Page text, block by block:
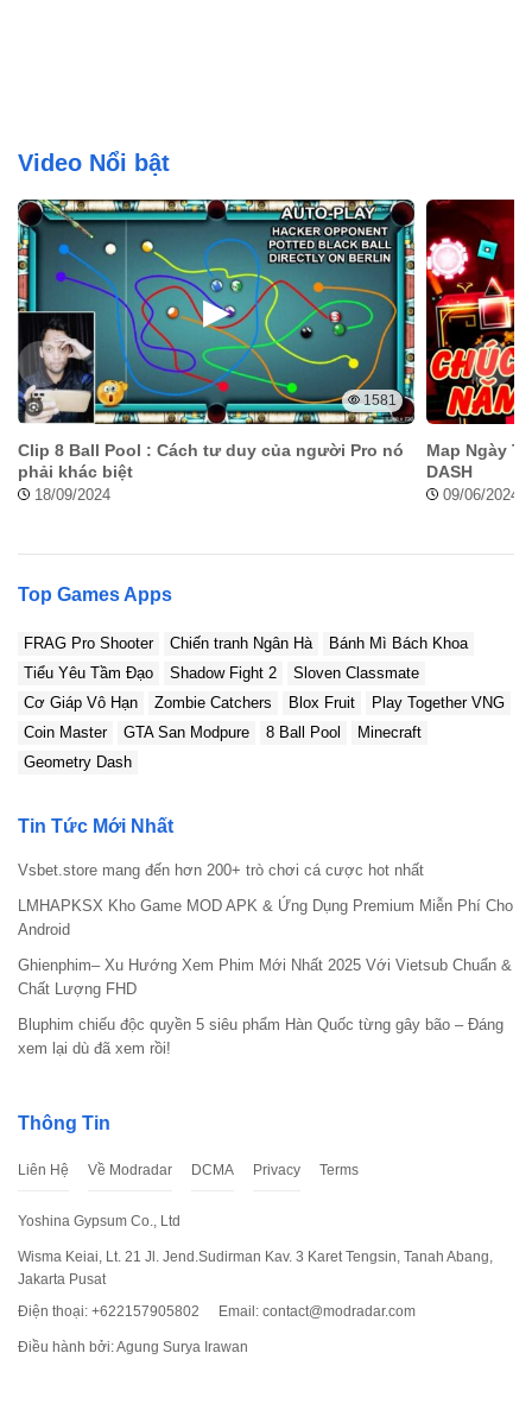
Video Nổi bật
1581
Clip 8 Ball Pool : Cách tư duy của người Pro nó
phải khác biệt
18/09/2024
Map Ngày
DASH
09/06/2024
Top Games Apps
FRAG Pro Shooter Chiến tranh Ngân Hà
Bánh Mì Bách Khoa
Tiểu Yêu Tầm Đạo
Shadow Fight 2
Sloven Classmate
Cơ Giáp Vô Hạn
Zombie Catchers Blox Fruit
Play Together VNG
Coin Master
GTA San Modpure 8 Ball Pool
Minecraft
Geometry Dash
Tin Tức Mới Nhất
Vsbet.store mang đến hơn 200+ trò chơi cá cược hot nhất
LMHAPKSX Kho Game MOD APK & Ứng Dụng Premium Miễn Phí Cho
Android
Ghienphim– Xu Hướng Xem Phim Mới Nhất 2025 Với Vietsub Chuẩn &
Chất Lượng FHD
Bluphim chiếu độc quyền 5 siêu phẩm Hàn Quốc từng gây bão – Đáng
xem lại dù đã xem rồi!
Thông Tin
Liên Hệ Về Modradar DCMA Privacy Terms
Yoshina Gypsum Co., Ltd
Wisma Keiai, Lt. 21 Jl. Jend.Sudirman Kav. 3 Karet Tengsin, Tanah Abang,
Jakarta Pusat
Điện thoại: +622157905802
Email: contact@modradar.com
Điều hành bởi: Agung Surya Irawan